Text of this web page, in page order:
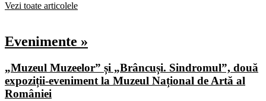
Vezi toate articolele
Evenimente »
„Muzeul Muzeelor” și „Brâncuși. Sindromul”, două
expoziții-eveniment la Muzeul Național de Artă al
României